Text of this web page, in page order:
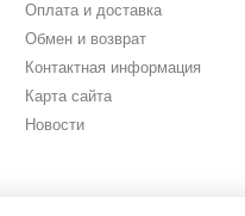
Оплата и доставка
Обмен и возврат
Контактная информация
Карта сайта
Новости